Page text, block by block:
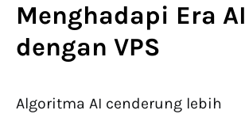
Menghadapi Era AI
dengan VPS
Algoritma AI cenderung lebih